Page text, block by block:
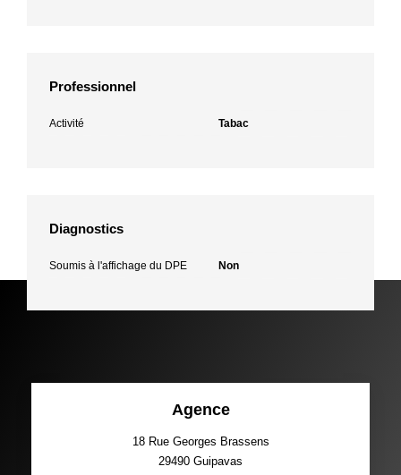
Professionnel
Activité Tabac
Diagnostics
Soumis à l'affichage du DPE Non
Agence
18 Rue Georges Brassens
29490 Guipavas